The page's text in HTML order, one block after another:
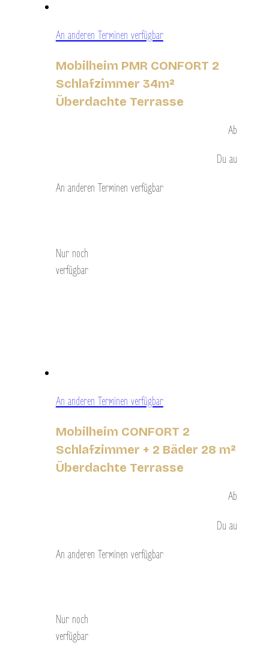
An anderen Terminen verfügbar
Mobilheim PMR CONFORT 2
Schlafzimmer 34m²
Überdachte Terrasse
Ab
Duau
An anderen Terminen verfügbar
Nur noch
verfügbar
An anderen Terminen verfügbar
Mobilheim CONFORT 2
Schlafzimmer + 2 Bäder 28 m²
Überdachte Terrasse
Ab
Duau
An anderen Terminen verfügbar
Nur noch
verfügbar